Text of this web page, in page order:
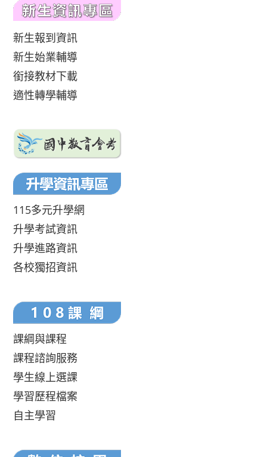
新生報到資訊
新生始業輔導
銜接教材下載
適性轉學輔導
115多元升學網
升學考試資訊
升學進路資訊
各校獨招資訊
課綱與課程
課程諮詢服務
學生線上選課
學習歷程檔案
自主學習